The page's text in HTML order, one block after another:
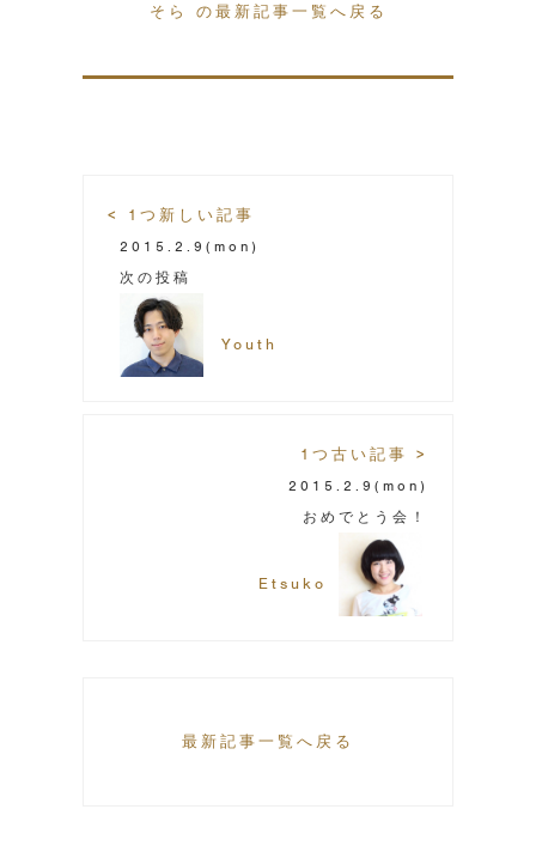
そら の最新記事一覧へ戻る
< 1つ新しい記事
2015.2.9 (mon)
次の投稿
Youth
1つ古い記事 >
2015.2.9 (mon)
おめでとう会！
Etsuko
最新記事一覧へ戻る